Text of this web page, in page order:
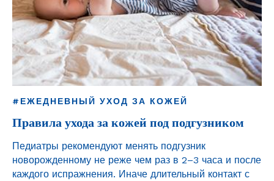
#ЕЖЕДНЕВНЫЙ УХОД ЗА КОЖЕЙ
Правила ухода за кожей под подгузником
Педиатры рекомендуют менять подгузник
новорожденному не реже чем раз в 2–3 часа и после
каждого испражнения. Иначе длительный контакт с